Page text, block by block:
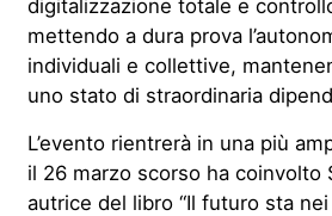
digitalizzazione totale e
mettendo a dura prova
individuali e collettive,
uno stato di straordinaria
L’evento rientrerà in una più
il 26 marzo scorso ha coinvolto
autrice del libro “Il futuro sta